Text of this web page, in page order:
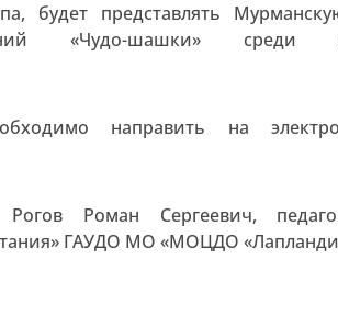
будет представлять
«Чудо-шашки» среди
направить на
Роман Сергеевич,
ГАУДО МО «МОЦДО